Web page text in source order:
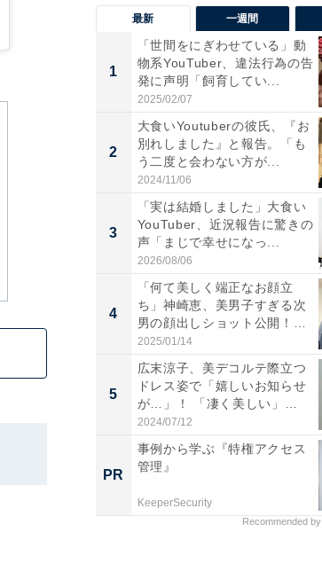
最新 一週間
1
「世間をにぎわせている」動
物系YouTuber、違法行為の告
発に声明「飼育してい...
2025/02/07
2
大食いYoutuberの彼氏、『お
別れしました』と報告。「も
う二度と会わない方が...
2024/11/06
3
「実は結婚しました」大食い
YouTuber、近況報告に驚きの
声「まじで幸せになっ...
2026/08/06
4
「何て美しく端正なお顔立
ち」神崎恵、美男子すぎる次
男の顔出しショット公開！
「め...
2025/01/14
5
広末涼子、美デコルテ際立つ
ドレス姿で「嬉しいお知らせ
が…」！ 「凄く美しい」
「透...
2024/07/12
PR
事例から学ぶ『特権アクセス
管理』
KeeperSecurity
Recommended by